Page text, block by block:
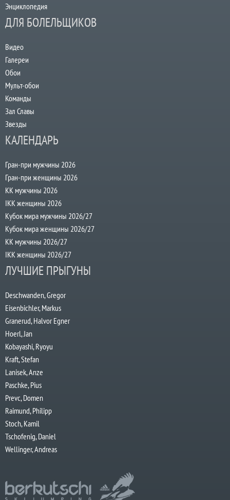
Энциклопедия
ДЛЯ БОЛЕЛЬЩИКОВ
Видео
Галереи
Обои
Мульт-обои
Команды
Зал Славы
Звезды
КАЛЕНДАРЬ
Гран-при мужчины 2026
Гран-при женщины 2026
КК мужчины 2026
IKK женщины 2026
Кубок мира мужчины 2026/27
Кубок мира женщины 2026/27
КК мужчины 2026/27
IKK женщины 2026/27
ЛУЧШИЕ ПРЫГУНЫ
Deschwanden, Gregor
Eisenbichler, Markus
Granerud, Halvor Egner
Hoerl, Jan
Kobayashi, Ryoyu
Kraft, Stefan
Lanisek, Anze
Paschke, Pius
Prevc, Domen
Raimund, Philipp
Stoch, Kamil
Tschofenig, Daniel
Wellinger, Andreas